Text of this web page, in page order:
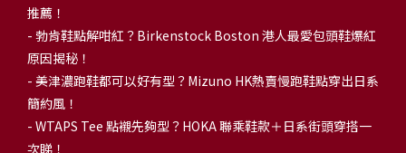
推薦！
- 勃肯鞋點解咁紅？Birkenstock Boston 港人最愛包頭鞋爆紅
原因揭秘！
- 美津濃跑鞋都可以好有型？Mizuno HK熱賣慢跑鞋點穿出日系
簡約風！
- WTAPS Tee 點襯先夠型？HOKA 聯乘鞋款＋日系街頭穿搭一
次睇！